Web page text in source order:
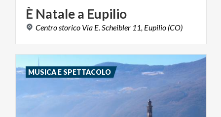
È Natalea Eupilio
Centro storico Via E. Scheibler 11, Eupilio (CO)
MUSICA E SPETTACOLO